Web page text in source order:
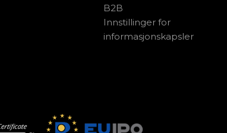
B2B
Innstillinger for
informasjonskapsler